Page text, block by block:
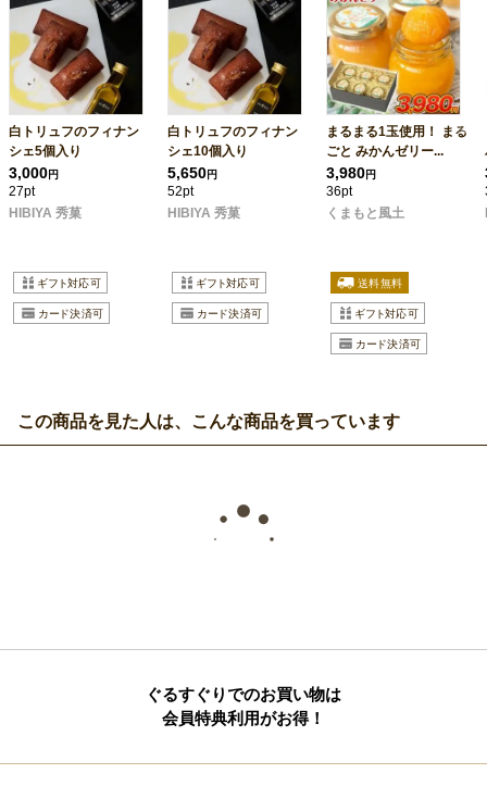
白トリュフのフィナン
シェ5個入り
3,000円
27pt
HIBIYA 秀菓
白トリュフのフィナン
シェ10個入り
5,650円
52pt
HIBIYA 秀菓
まるまる1玉使用！ まる
ごと みかんゼリー...
3,980円
36pt
くまもと風土
この商品を見た人は、こんな商品を買っています
ぐるすぐりでのお買い物は
会員特典利用がお得！